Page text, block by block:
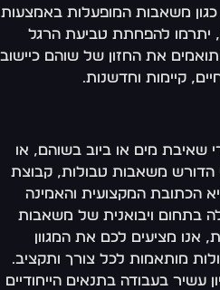
משאבות המופעלות באמצעות
יתרמו להפחתת טביעת הרגל
את החזון של שוהם כיישוב
קיימות וחדשנות.
מים או ביוב בשוהם, או
משאבות טבולות, קבוצת
הכתובת המקצועית והאמינה
בתחום ויבואנית של משאבות
מציעים לכם את המגוון
מותאמות לכל צורך ותקציב.
עשיר בעבודה בתנאים הייחודיים